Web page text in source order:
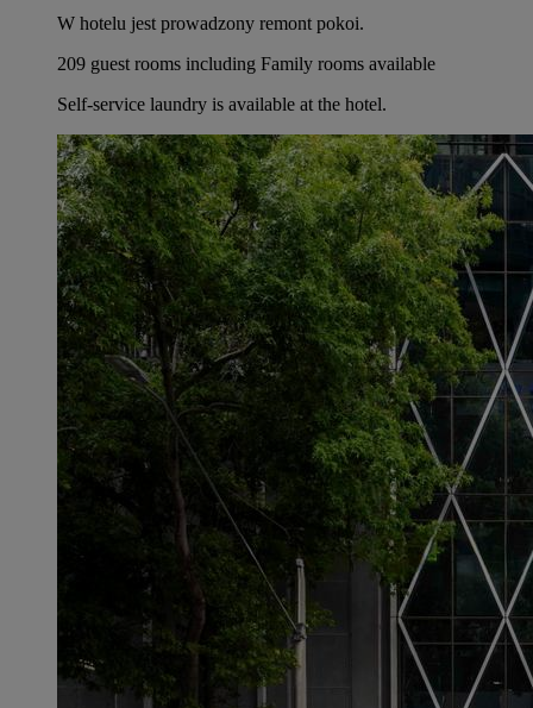
W hotelu jest prowadzony remont pokoi.
209 guest rooms including Family rooms available
Self-service laundry is available at the hotel.